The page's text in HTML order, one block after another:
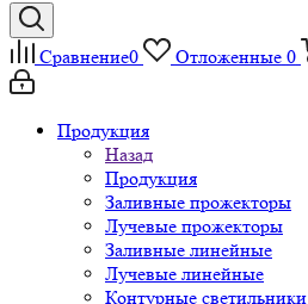
Сравнение0 Отложенные 0
Продукция
Назад
Продукция
Заливные прожекторы
Лучевые прожекторы
Заливные линейные
Лучевые линейные
Контурные светильники